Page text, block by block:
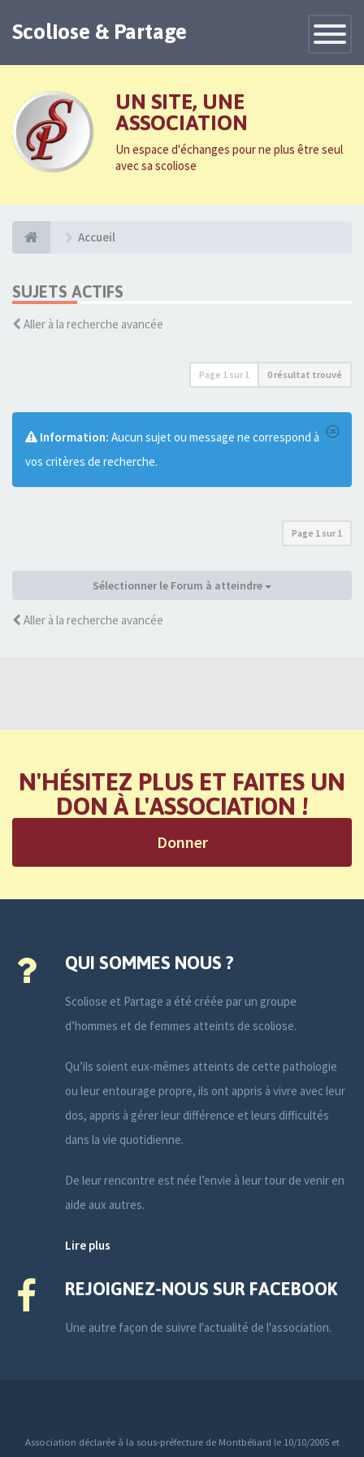
Toggle
Scoliose & Partage
UN SITE, UNE
ASSOCIATION
Un espace d'échanges pour ne plus être seul
avec sa scoliose
Accueil
SUJETS ACTIFS
Aller à la recherche avancée
Page 1 sur 1 0 résultat trouvé
Information: Aucun sujet ou message ne correspond à
vos critères de recherche.
Page 1 sur1
Sélectionner le Forum à atteindre
Aller à la recherche avancée
N'HÉSITEZ PLUS ET FAITES UN
DON À L'ASSOCIATION !
Donner
QUI SOMMES NOUS ?
Scoliose et Partage a été créée par un groupe
d’hommes et de femmes atteints de scoliose.
Qu’ils soient eux-mêmes atteints de cette pathologie
ou leur entourage propre, ils ont appris à vivre avec leur
dos, appris à gérer leur différence et leurs difficultés
dans la vie quotidienne.
De leur rencontre est née l’envie à leur tour de venir en
aide aux autres.
Lire plus
REJOIGNEZ-NOUS SUR FACEBOOK
Une autre façon de suivre l'actualité de l'association.
Association déclarée à la sous-préfecture de Montbéliard le 10/10/2005 et